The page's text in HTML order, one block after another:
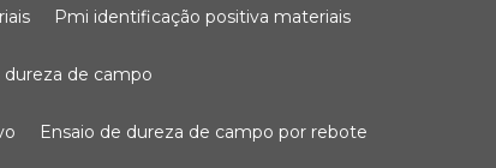
pmi identificação positiva materiais
dureza de campo
ensaio de dureza de campo por rebote